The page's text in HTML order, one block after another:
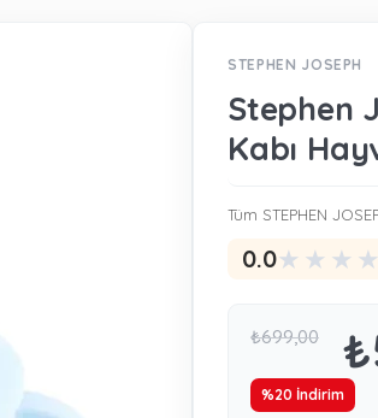
STEPHEN JOSEPH
Stephen
Kabı
Tüm STEPHEN
0.0★ ★ ★ ★
₺699,00
%20 İndirim